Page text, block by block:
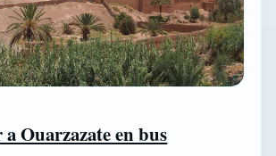
Ouarzazate en bus